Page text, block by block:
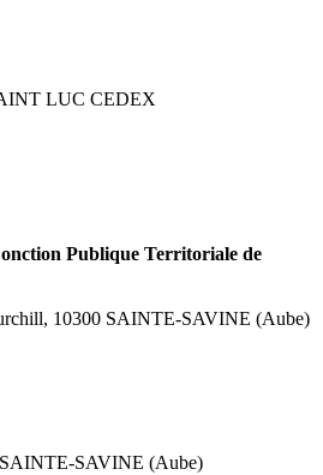
LUC CEDEX
Publique Territoriale de
10300 SAINTE-SAVINE (Aube)
SAINTE-SAVINE (Aube)